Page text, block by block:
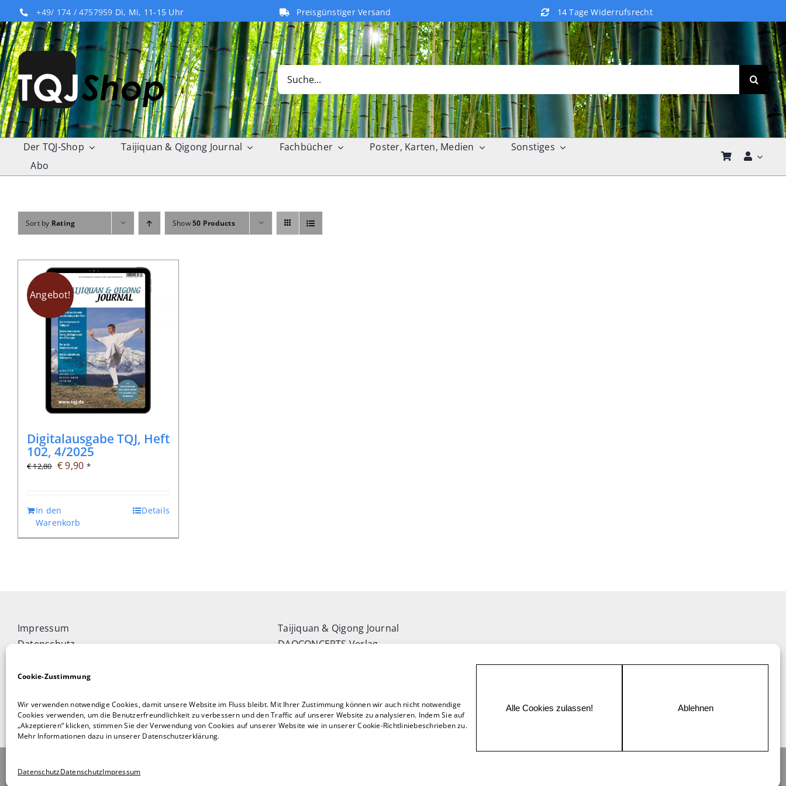
Cookie-Zustimmung
Wir verwenden notwendige Cookies, damit unsere Website im Fluss bleibt. Mit Ihrer Zustimmung können wir auch nicht notwendige
Cookies verwenden, um die Benutzerfreundlichkeit zu verbessern und den Traffic auf unserer Website zu analysieren. Indem Sie auf
„Akzeptieren“ klicken, stimmen Sie der Verwendung von Cookies auf unserer Website wie in unserer Cookie-Richtliniebeschrieben zu.
Mehr Informationen dazu in unserer Datenschutzerklärung.
Alle Cookies zulassen! Ablehnen
DatenschutzDatenschutzImpressum
to
content
+49/ 174 / 4757959 Di, Mi, 11-15 Uhr Preisgünstiger Versand 14 Tage Widerrufsrecht
Search
for:
Der TQJ-Shop Taijiquan & Qigong Journal Fachbücher Poster, Karten, Medien
Sonstiges
Abo
Sort by Rating Show50 Products
Angebot!
Digitalausgabe TQJ, Heft
102, 4/2025
€12,80 Ursprünglicher
€ 12,80
€9,90Aktueller
*
In den
Warenkorb
Details
Impressum
Datenschutz
Cookie-Richtlinie (EU)
Vertrag widerrufen
Taijiquan & Qigong Journal
DAOCONCEPTS Verlag
© 2026 DAOCONCEPT Verlags GmbH | powered by